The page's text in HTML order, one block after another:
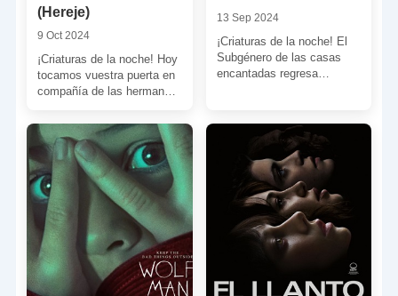
(Hereje)
9 Oct 2024
¡Criaturas de la noche! Hoy
tocamos vuestra puerta en
compañía de las hermanas
haceros la siguiente […]
13 Sep 2024
¡Criaturas de la noche! El
Subgénero de las casas
encantadas regresa
excitante […]